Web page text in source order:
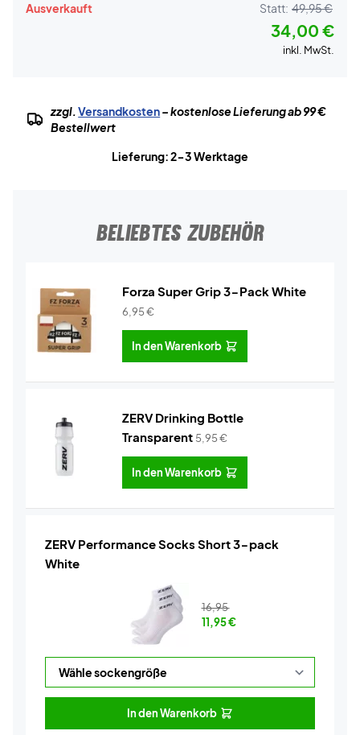
Ausverkauft Statt: 49,95 €
34,00 €
inkl. MwSt.
zzgl.Versandkosten– kostenlose Lieferung ab 99 €
Bestellwert
Lieferung: 2-3 Werktage
BELIEBTES ZUBEHÖR
Forza Super Grip 3-Pack White
6,95€
In den Warenkorb
ZERV Drinking Bottle
Transparent 5,95€
In den Warenkorb
ZERV Performance Socks Short 3-pack
White
16,95
11,95€
In den Warenkorb